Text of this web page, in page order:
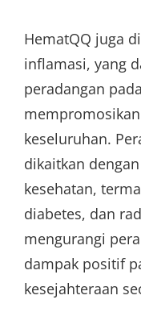
HematQQ juga
inflamasi, yang
peradangan
keseluruhan.
dikaitkan
kesehatan,
diabetes, dan
mengurangi
dampak positif
kesejahteraan